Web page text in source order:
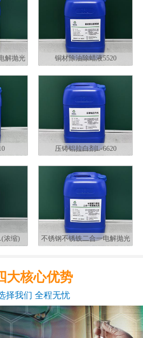
解抛光
铜材除油除蜡液5520
压铸铝拉白剂L-6620
浓缩)
不锈钢不锈铁二合一电解抛光
大核心优势
择我们 全程无忧